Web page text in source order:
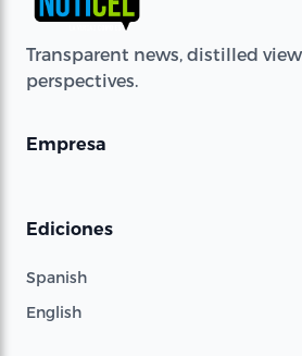
Transparent news, distilled
perspectives.
Empresa
Ediciones
Spanish
English